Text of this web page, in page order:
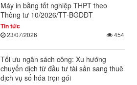
Máy in bằng tốt nghiệp THPT theo
Thông tư 10/2026/TT-BGDĐT
Tin tức
23/07/2026 454
Tối ưu ngân sách công: Xu hướng
chuyển dịch từ đầu tư tài sản sang thuê
dịch vụ số hóa trọn gói